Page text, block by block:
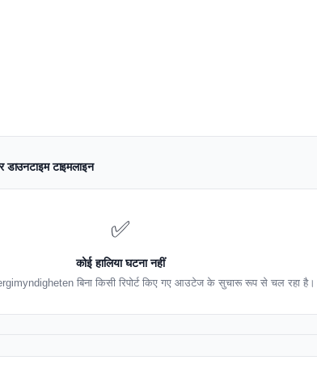
टाइमलाइन
✅
कोई हालिया घटना नहीं
बिना किसी रिपोर्ट किए गए आउटेज के सुचारू रूप से चल रहा है।